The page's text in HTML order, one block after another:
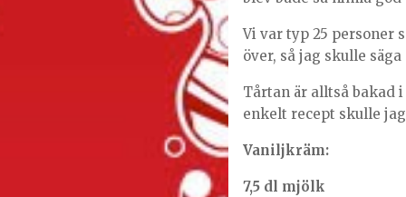
Vi var typ 25 personer
över, så jag skulle
Tårtan är alltså bakad
enkelt recept skulle
Vaniljkräm:
7,5 dl mjölk